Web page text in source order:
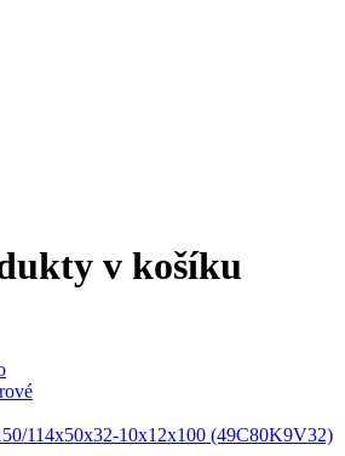
v košíku
114x50x32-10x12x100 (49C80K9V32)